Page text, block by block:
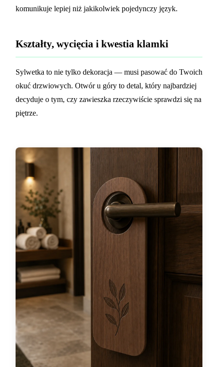
komunikuje lepiej niż jakikolwiek pojedynczy język.
Kształty, wycięcia i kwestia klamki
Sylwetka to nie tylko dekoracja — musi pasować do Twoich
okuć drzwiowych. Otwór u góry to detal, który najbardziej
decyduje o tym, czy zawieszka rzeczywiście sprawdzi się na
piętrze.